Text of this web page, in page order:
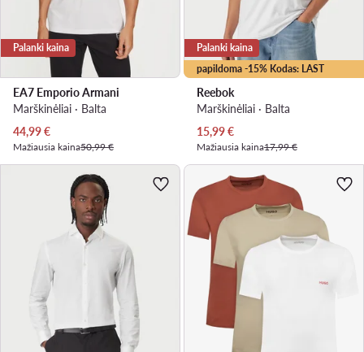
Palanki kaina
EA7 Emporio Armani
Marškinėliai · Balta
Dabartinė kaina
44,99€
Mažiausia kaina50,99 €
papildoma -15% Kodas: LAST
Palanki kaina
Reebok
Marškinėliai · Balta
Dabartinė kaina
15,99€
Mažiausia kaina17,99 €